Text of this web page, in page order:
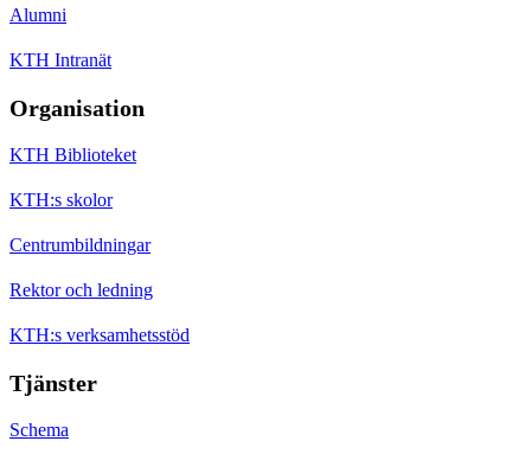
Alumni
KTH Intranät
Organisation
KTH Biblioteket
KTH:s skolor
Centrumbildningar
Rektor och ledning
KTH:s verksamhetsstöd
Tjänster
Schema